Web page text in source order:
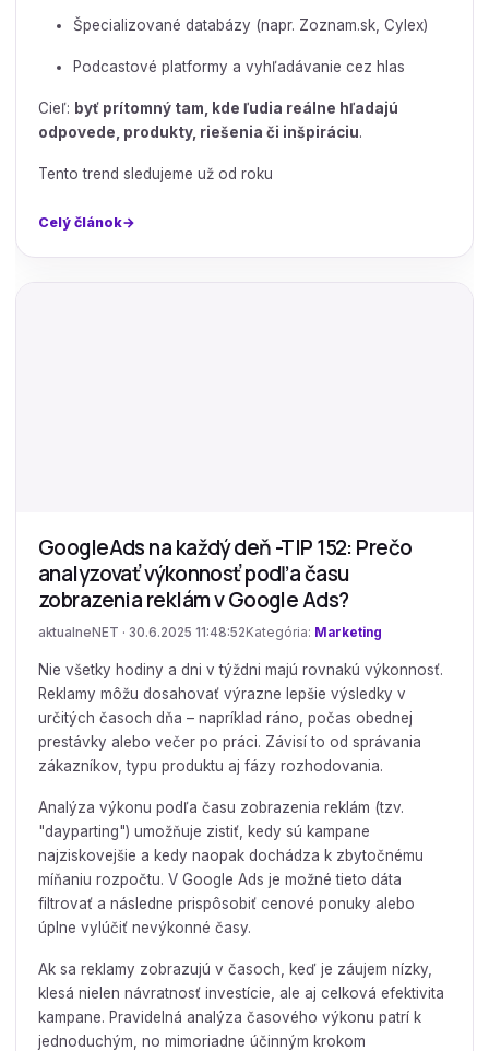
Špecializované databázy (napr. Zoznam.sk, Cylex)
Podcastové platformy a vyhľadávanie cez hlas
Cieľ: byť prítomný tam, kde ľudia reálne hľadajú
odpovede, produkty, riešenia či inšpiráciu.
Tento trend sledujeme už od roku
Celý článok
GoogleAds na každý deň -TIP 152: Prečo
analyzovať výkonnosť podľa času
zobrazenia reklám v Google Ads?
aktualneNET · 30.6.2025 11:48:52 Kategória: Marketing
Nie všetky hodiny a dni v týždni majú rovnakú výkonnosť.
Reklamy môžu dosahovať výrazne lepšie výsledky v
určitých časoch dňa – napríklad ráno, počas obednej
prestávky alebo večer po práci. Závisí to od správania
zákazníkov, typu produktu aj fázy rozhodovania.
Analýza výkonu podľa času zobrazenia reklám (tzv.
"dayparting") umožňuje zistiť, kedy sú kampane
najziskovejšie a kedy naopak dochádza k zbytočnému
míňaniu rozpočtu. V Google Ads je možné tieto dáta
filtrovať a následne prispôsobiť cenové ponuky alebo
úplne vylúčiť nevýkonné časy.
Ak sa reklamy zobrazujú v časoch, keď je záujem nízky,
klesá nielen návratnosť investície, ale aj celková efektivita
kampane. Pravidelná analýza časového výkonu patrí k
jednoduchým, no mimoriadne účinným krokom